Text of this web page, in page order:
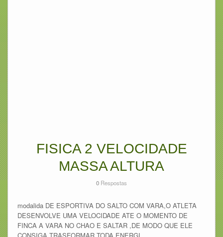
FISICA 2 VELOCIDADE
MASSA ALTURA
0 Respostas
modalida DE ESPORTIVA DO SALTO COM VARA,O ATLETA
DESENVOLVE UMA VELOCIDADE ATE O MOMENTO DE
FINCA A VARA NO CHAO E SALTAR ,DE MODO QUE ELE